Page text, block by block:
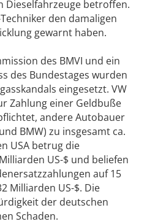
Dieselfahrzeuge betroffen.
den damaligen
gewarnt haben.
des BMVI und ein
des Bundestages wurden
eingesetzt. VW
Zahlung einer Geldbuße
andere Autobauer
BMW) zu insgesamt ca.
USA betrug die
US-$ und beliefen
auf 15
Milliarden US-$. Die
der deutschen
Schaden.